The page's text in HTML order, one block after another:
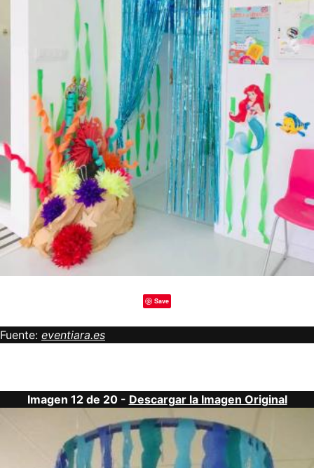
Save
Fuente: eventiara.es
Imagen 12 de 20 - Descargar la Imagen Original